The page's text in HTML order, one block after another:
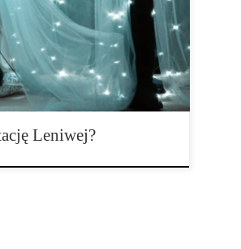
wysiłku. Jeśli […]
Leniwej?